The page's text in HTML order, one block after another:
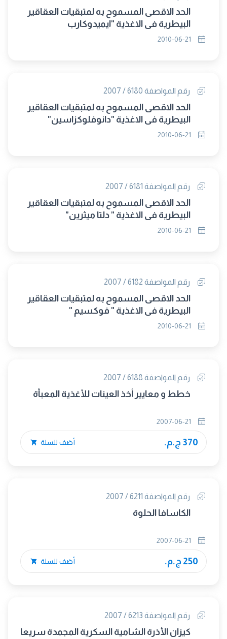
الحد الاقصى المسموح به لمتبقيات العقاقير
البيطرية فى الاغذية "ايميدوكارب
رقم المواصفة 6180 / 2007
الحد الاقصى المسموح به لمتبقيات العقاقير
البيطرية فى الاغذية "دانوفلوكزاسين"
رقم المواصفة 6181 / 2007
الحد الاقصى المسموح به لمتبقيات العقاقير
البيطرية فى الاغذية " دلتا ميثرين"
رقم المواصفة 6182 / 2007
الحد الاقصى المسموح به لمتبقيات العقاقير
البيطرية فى الاغذية " فوكسيم "
رقم المواصفة 6188 / 2007
خطط و معايير أخذ العينات للأغذية المعبأة
370 ج.م. أضف للسلة
رقم المواصفة 6211 / 2007
الكاسافا الحلوة
250 ج.م. أضف للسلة
رقم المواصفة 6213 / 2007
كيزان الأذرة الشامية السكرية المجمدة سريعا